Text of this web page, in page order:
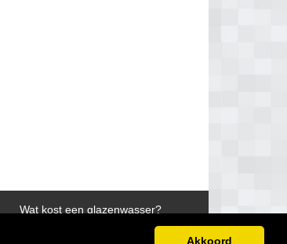
Akkoord
Wat kost een glazenwasser?